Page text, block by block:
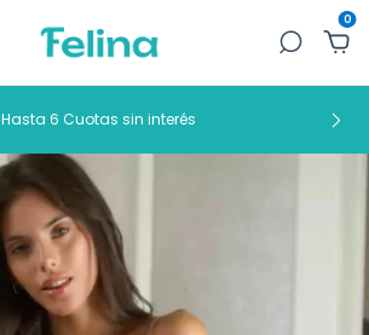
0
Hasta 6 Cuotas sin interés